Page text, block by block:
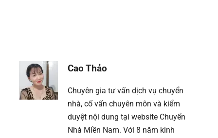
Cao Thảo
Chuyên gia tư vấn dịch vụ chuyển
nhà, cố vấn chuyên môn và kiểm
duyệt nội dung tại website Chuyển
Nhà Miền Nam. Với 8 năm kinh